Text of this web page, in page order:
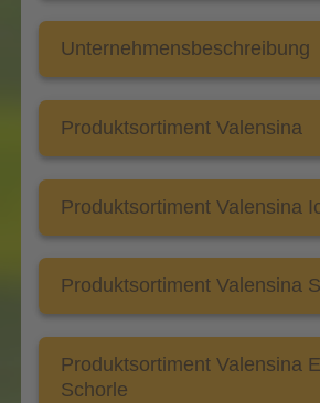
Unternehmensbeschreibung
Produktsortiment Valensina
Produktsortiment Valensina
Produktsortiment Valensina
Produktsortiment Valensina
Schorle